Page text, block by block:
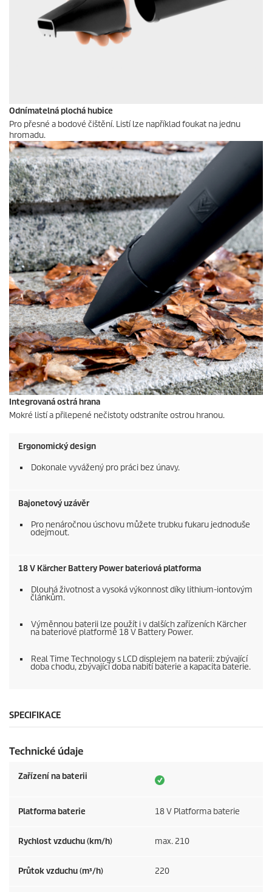
Odnímatelná plochá hubice
Pro přesné a bodové čištění. Listí lze například foukat na jednu
hromadu.
Integrovaná ostrá hrana
Mokré listí a přilepené nečistoty odstraníte ostrou hranou.
Ergonomický design
Dokonale vyvážený pro práci bez únavy.
Bajonetový uzávěr
Pro nenáročnou úschovu můžete trubku fukaru jednoduše
odejmout.
18 V Kärcher Battery Power bateriová platforma
Dlouhá životnost a vysoká výkonnost díky lithium-iontovým
článkům.
Výměnnou baterii lze použít i v dalších zařízeních Kärcher
na bateriové platformě 18 V Battery Power.
Real Time Technology s LCD displejem na baterii: zbývající
doba chodu, zbývající doba nabití baterie a kapacita baterie.
SPECIFIKACE
Technické údaje
Zařízení na baterii
Platforma baterie 18 V Platforma baterie
Rychlost vzduchu (km/h) max. 210
Průtok vzduchu (m³/h) 220